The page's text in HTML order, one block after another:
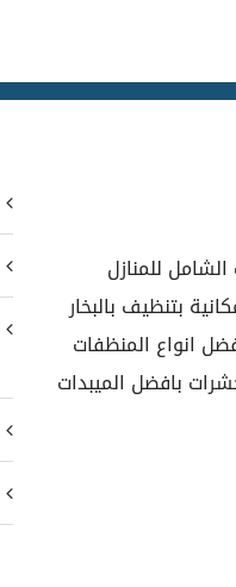
للمنازل
بتنظيف بالبخار
انواع المنظفات
بافضل الميبدات